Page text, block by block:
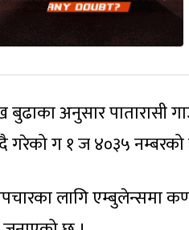
बुढाका अनुसार पातारासी
ग १ ज ४०३५ नम्बरको
लागि एम्बुलेन्समा